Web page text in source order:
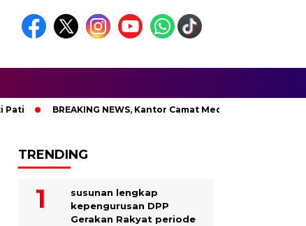
BREAKING NEWS, Kantor Camat Medan Area Dilahap
TRENDING
susunan lengkap
kepengurusan DPP
Gerakan Rakyat periode